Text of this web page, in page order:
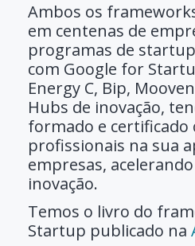
Ambos os
em centenas de
programas de
com Google for
Energy C, Bip,
Hubs de inovação,
formado e certificado
profissionais na sua
empresas,
inovação.
Temos o livro do
Startup publicado na